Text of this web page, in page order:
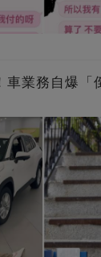
業務自爆「